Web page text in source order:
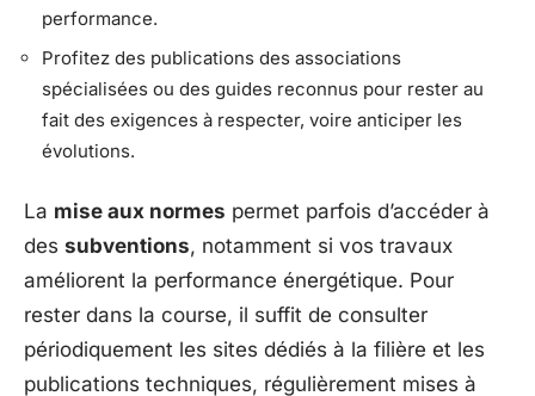
performance.
Profitez des publications des associations
spécialisées ou des guides reconnus pour rester au
fait des exigences à respecter, voire anticiper les
évolutions.
La mise aux normes permet parfois d’accéder à
des subventions, notamment si vos travaux
améliorent la performance énergétique. Pour
rester dans la course, il suffit de consulter
périodiquement les sites dédiés à la filière et les
publications techniques, régulièrement mises à